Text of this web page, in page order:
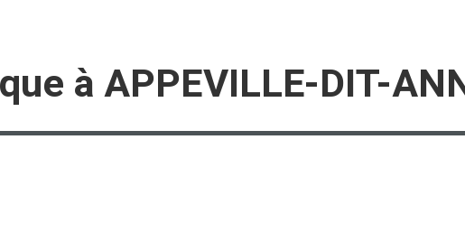
à APPEVILLE-DIT-